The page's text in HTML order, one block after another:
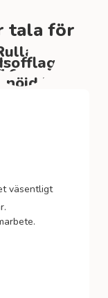
tala för
väsentligt